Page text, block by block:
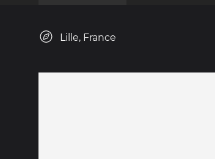
Lille, France